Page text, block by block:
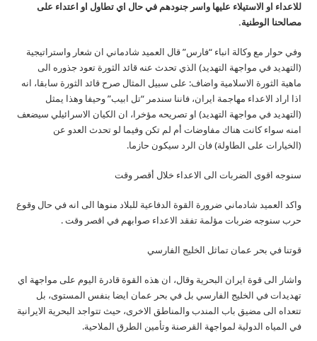
للاعداء او الاستيلاء عليها واسر جنودهم في حال اي تطاول او اعتداء على
مصالحنا الوطنية.
وفي حوار مع وكالة انباء “فارس” قال العميد شادماني ان شعار واستراتيجية
(التهديد في مواجهة التهديد) الذي تحدث عنه قائد الثورة تعود جذوره الى
ماهية الثورة الاسلامية واضاف: على سبيل المثال صرح قائد الثورة سابقا، انه
اذا اراد الاعداء مهاجمة ايران، فاننا سندمر “تل ابيب” وحيفا وهذا يمثل
(التهديد في مواجهة التهديد) او تصريحه مؤخرا، ان الكيان الاسرائيلي سيضعف
امنه سواء كانت هناك مفاوضات أم لم تكن وفيما لو تحدث العدو عن
(الخيارات على الطاولة) فان الرد سيكون حازما.
سنوجه اقوى الضربات الى الاعداء خلال أقصر وقت
واكد العميد شادماني ضرورة القوة الدفاعية للبلاد منوها الى انه في حال وقوع
حرب سنوجه ضربات مؤلمة تفقد الاعداء صوابهم في اقصر وقت .
قوتنا في بحر عمان تماثل الخليج الفارسي
واشار الى قوة ايران البحرية وقال، ان هذه القوة قادرة اليوم على مواجهة اي
تهديدات في الخليج الفارسي بل في بحر عمان ايضا بنفس المستوى، بل
تتعداه الى مضيق باب المندب والمناطق الاخرى، حيث تتواجد البحرية الايرانية
في المياه الدولية لمواجهة القرصنة وتأمين الطرق الملاحية.